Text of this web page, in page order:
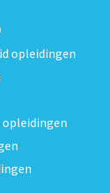
opleidingen